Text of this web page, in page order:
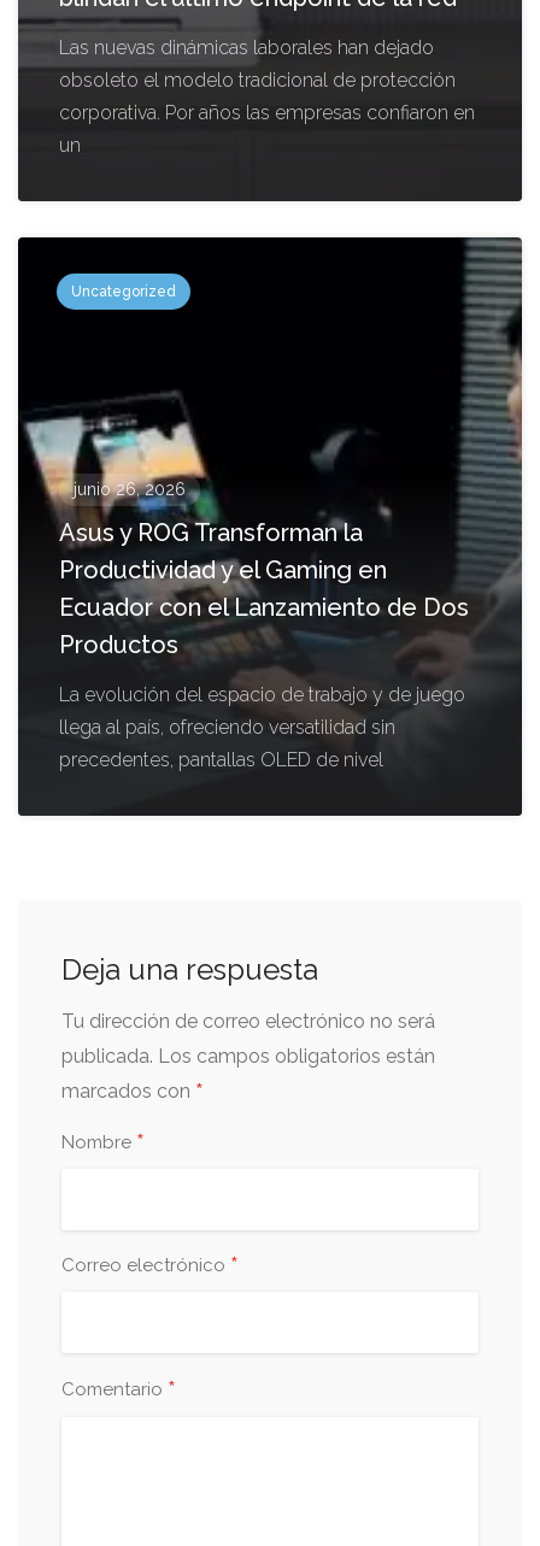
Las nuevas dinámicas laborales han dejado
obsoleto el modelo tradicional de protección
corporativa. Por años las empresas confiaron en
un
Uncategorized
junio 26, 2026
Asus y ROG Transforman la
Productividad y el Gaming en
Ecuador con el Lanzamiento de Dos
Productos
La evolución del espacio de trabajo y de juego
llega al país, ofreciendo versatilidad sin
precedentes, pantallas OLED de nivel
Deja una respuesta
Tu dirección de correo electrónico no será
publicada. Los campos obligatorios están
marcados con *
Nombre *
Correo electrónico *
Comentario *